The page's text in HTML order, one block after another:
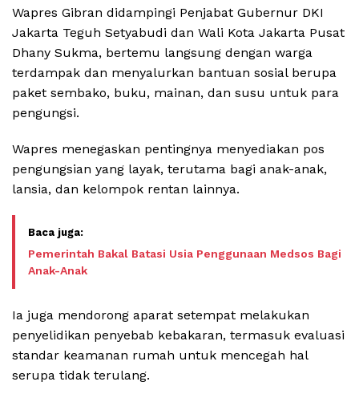
Wapres Gibran didampingi Penjabat Gubernur DKI
Jakarta Teguh Setyabudi dan Wali Kota Jakarta Pusat
Dhany Sukma, bertemu langsung dengan warga
terdampak dan menyalurkan bantuan sosial berupa
paket sembako, buku, mainan, dan susu untuk para
pengungsi.
Wapres menegaskan pentingnya menyediakan pos
pengungsian yang layak, terutama bagi anak-anak,
lansia, dan kelompok rentan lainnya.
Pemerintah Bakal Batasi Usia Penggunaan Medsos Bagi
Anak-Anak
Ia juga mendorong aparat setempat melakukan
penyelidikan penyebab kebakaran, termasuk evaluasi
standar keamanan rumah untuk mencegah hal
serupa tidak terulang.